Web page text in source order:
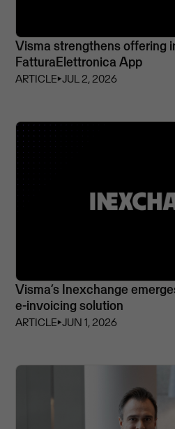
Visma strengthens offering
FatturaElettronica App
ARTICLE⏵JUL 2, 2026
Visma’s Inexchange
e-invoicing solution
ARTICLE⏵JUN 1, 2026